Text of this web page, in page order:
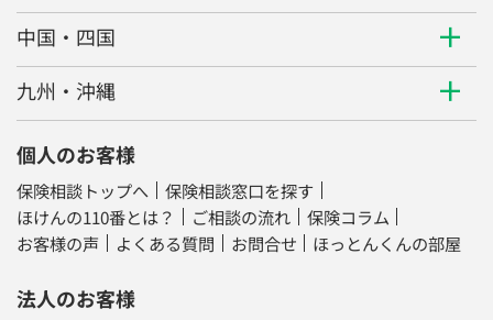
中国・四国
九州・沖縄
個人のお客様
保険相談トップへ
保険相談窓口を探す
ほけんの110番とは？
ご相談の流れ
保険コラム
お客様の声
よくある質問 お問合せ ほっとんくんの部屋
法人のお客様